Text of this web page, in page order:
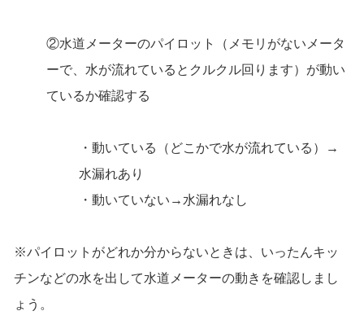
②水道メーターのパイロット（メモリがないメータ
ーで、水が流れているとクルクル回ります）が動い
ているか確認する
・動いている（どこかで水が流れている）→
水漏れあり
・動いていない→水漏れなし
※パイロットがどれか分からないときは、いったんキッ
チンなどの水を出して水道メーターの動きを確認しまし
ょう。